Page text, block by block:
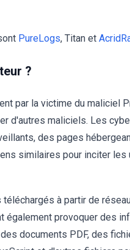
PureLogs, Titan et
?
par la victime du maliciel
d'autres maliciels. Les
des pages
similaires pour inciter les
à partir de
provoquer des
documents PDF, des